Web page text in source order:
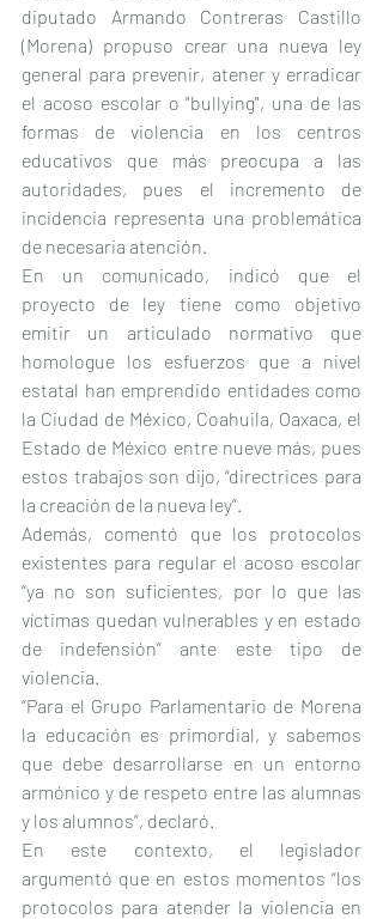
diputado Armando Contreras Castillo
(Morena) propuso crear una nueva ley
general para prevenir, atener y erradicar
el acoso escolar o "bullying", una de las
formas de violencia en los centros
educativos que más preocupa a las
autoridades, pues el incremento de
incidencia representa una problemática
de necesaria atención.
En un comunicado, indicó que el
proyecto de ley tiene como objetivo
emitir un articulado normativo que
homologue los esfuerzos que a nivel
estatal han emprendido entidades como
la Ciudad de México, Coahuila, Oaxaca, el
Estado de México entre nueve más, pues
estos trabajos son dijo, “directrices para
la creación de la nueva ley”.
Además, comentó que los protocolos
existentes para regular el acoso escolar
“ya no son suficientes, por lo que las
víctimas quedan vulnerables y en estado
de indefensión” ante este tipo de
violencia.
“Para el Grupo Parlamentario de Morena
la educación es primordial, y sabemos
que debe desarrollarse en un entorno
armónico y de respeto entre las alumnas
y los alumnos”, declaró.
En este contexto, el legislador
argumentó que en estos momentos “los
protocolos para atender la violencia en